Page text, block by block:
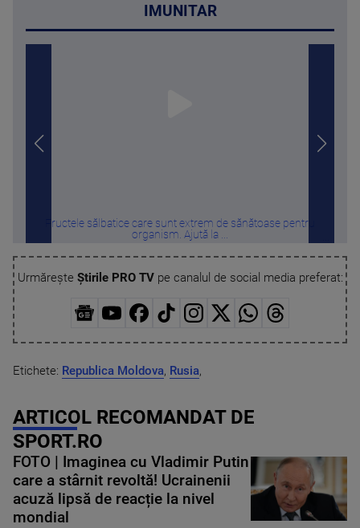
IMUNITAR
Fructele sălbatice care sunt extrem de sănătoase pentru
organism. Ajută la ...
Urmărește Știrile PRO TVpe canalul de social media preferat:
Etichete: Republica Moldova, Rusia,
ARTICOL RECOMANDAT DE
SPORT.RO
FOTO | Imaginea cu Vladimir Putin
care a stârnit revoltă! Ucrainenii
acuză lipsă de reacție la nivel
mondial